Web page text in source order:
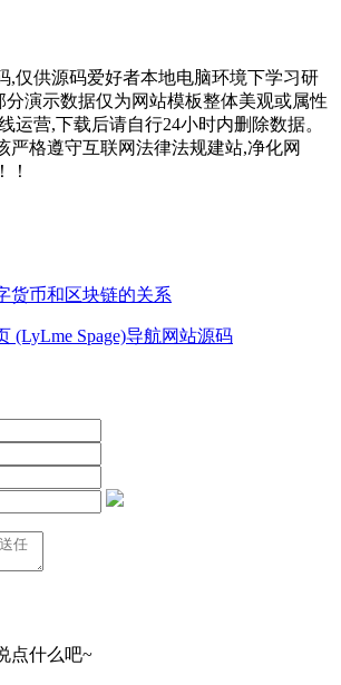
,仅供源码爱好者本地电脑环境下学习研
分演示数据仅为网站模板整体美观或属性
运营,下载后请自行24小时内删除数据。
严格遵守互联网法律法规建站,净化网
！
货币和区块链的关系
(LyLme Spage)导航网站源码
点什么吧~